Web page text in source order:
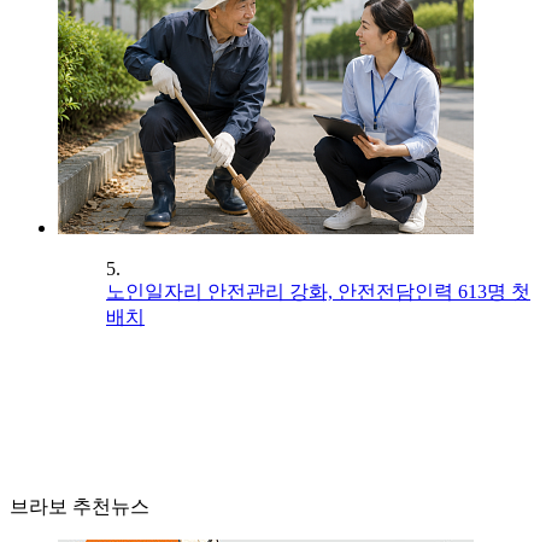
5.
노인일자리 안전관리 강화, 안전전담인력 613명 첫
배치
브라보 추천뉴스